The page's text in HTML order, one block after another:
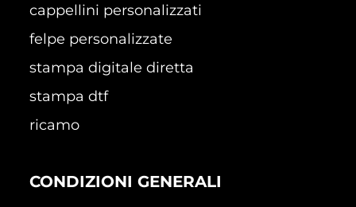
cappellini personalizzati
felpe personalizzate
stampa digitale diretta
stampa dtf
ricamo
CONDIZIONI GENERALI